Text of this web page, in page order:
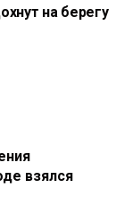
на берегу
взялся